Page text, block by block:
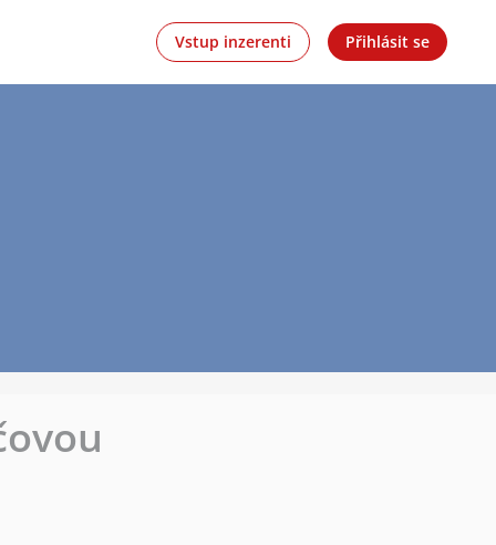
Vstup inzerenti Přihlásit se